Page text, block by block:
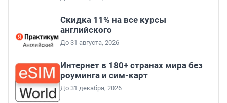
Скидка 11% на все курсы
английского
До 31 августа, 2026
Интернет в 180+ странах мира без
роуминга и сим-карт
До 31 декабря, 2026